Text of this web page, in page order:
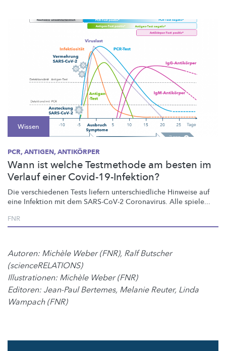
Wissen
PCR, ANTIGEN, ANTIKÖRPER
Wann ist welche Testmethode am besten im
Verlauf einer Covid-19-Infektion?
Die verschiedenen Tests liefern unterschiedliche Hinweise auf
eine Infektion mit dem SARS-CoV-2 Coronavirus. Alle spiele...
FNR
Autoren: Michèle Weber (FNR), Ralf Butscher
(scienceRELATIONS)
Illustrationen: Michèle Weber (FNR)
Editoren: Jean-Paul Bertemes, Melanie Reuter, Linda
Wampach (FNR)